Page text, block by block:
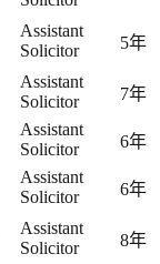
Assistant
Solicitor
5年
Assistant
Solicitor
7年
Assistant
Solicitor
6年
Assistant
Solicitor
6年
Assistant
Solicitor
8年